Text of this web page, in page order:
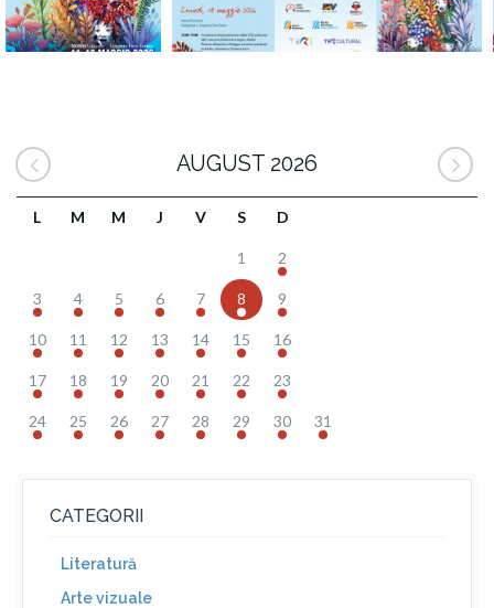
AUGUST 2026
L M M J V S D
1 2
3 4 5 6 7 8 9
10 11 12 13 14 15 16
17 18 19 20 21 22 23
24 25 26 27 28 29 30 31
CATEGORII
Literatură
Arte vizuale